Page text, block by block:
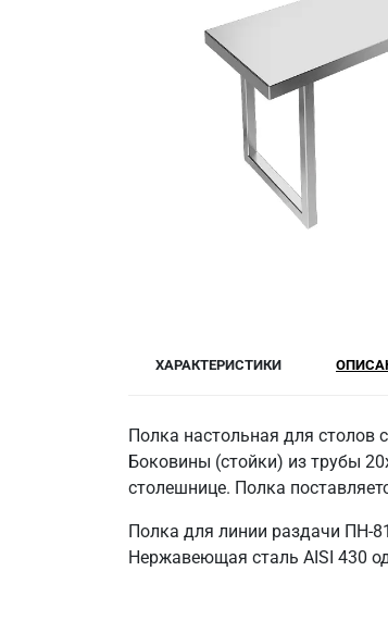
ХАРАКТЕРИСТИКИ
Полка настольная для столов
Боковины (стойки) из трубы
столешнице. Полка
Полка для линии раздачи ПН-
Нержавеющая сталь AISI 430